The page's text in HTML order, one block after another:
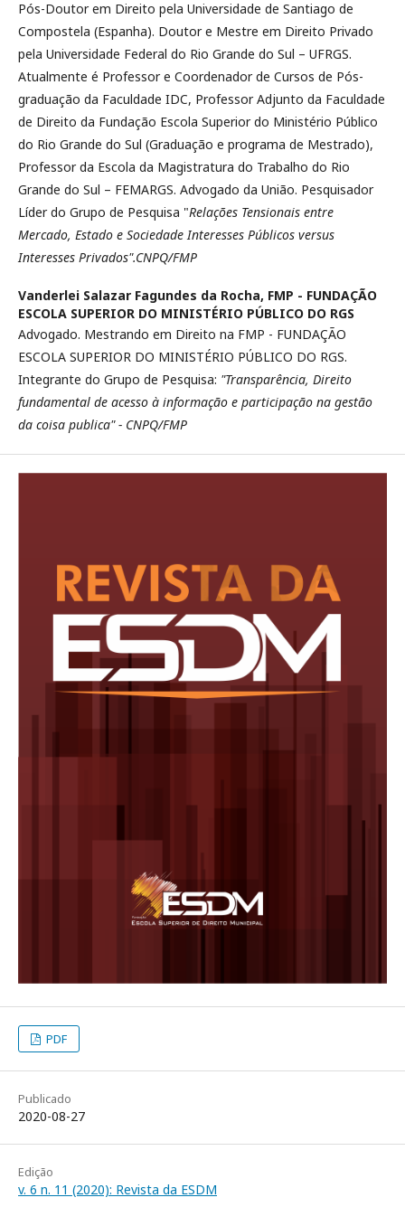
Pós-Doutor em Direito pela Universidade de Santiago de
Compostela (Espanha). Doutor e Mestre em Direito Privado
pela Universidade Federal do Rio Grande do Sul – UFRGS.
Atualmente é Professor e Coordenador de Cursos de Pós-
graduação da Faculdade IDC, Professor Adjunto da Faculdade
de Direito da Fundação Escola Superior do Ministério Público
do Rio Grande do Sul (Graduação e programa de Mestrado),
Professor da Escola da Magistratura do Trabalho do Rio
Grande do Sul – FEMARGS. Advogado da União. Pesquisador
Líder do Grupo de Pesquisa "Relações Tensionais entre
Mercado, Estado e Sociedade Interesses Públicos versus
Interesses Privados".CNPQ/FMP
Vanderlei Salazar Fagundes da Rocha, FMP - FUNDAÇÃO
ESCOLA SUPERIOR DO MINISTÉRIO PÚBLICO DO RGS
Advogado. Mestrando em Direito na FMP - FUNDAÇÃO
ESCOLA SUPERIOR DO MINISTÉRIO PÚBLICO DO RGS.
Integrante do Grupo de Pesquisa: "Transparência, Direito
fundamental de acesso à informação e participação na gestão
da coisa publica" - CNPQ/FMP
PDF
Publicado
2020-08-27
Edição
v. 6 n. 11 (2020): Revista da ESDM